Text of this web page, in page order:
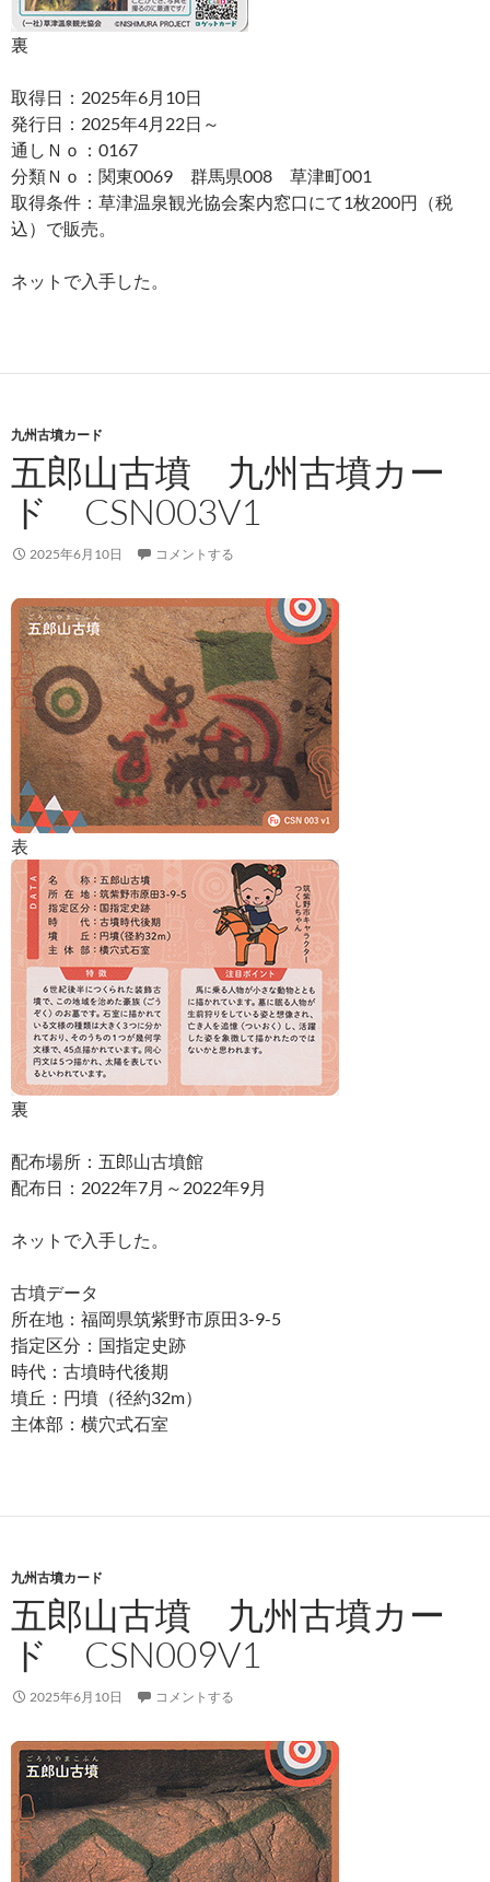
裏
取得日：2025年6月10日
発行日：2025年4月22日～
通しＮｏ：0167
分類Ｎｏ：関東0069 群馬県008 草津町001
取得条件：草津温泉観光協会案内窓口にて1枚200円（税
込）で販売。
ネットで入手した。
九州古墳カード
五郎山古墳 九州古墳カー
ド CSN003V1
2025年6月10日 コメントする
表
裏
配布場所：五郎山古墳館
配布日：2022年7月～2022年9月
ネットで入手した。
古墳データ
所在地：福岡県筑紫野市原田3-9-5
指定区分：国指定史跡
時代：古墳時代後期
墳丘：円墳（径約32m）
主体部：横穴式石室
九州古墳カード
五郎山古墳 九州古墳カー
ド CSN009V1
2025年6月10日 コメントする